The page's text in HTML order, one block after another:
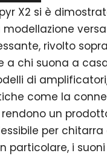
X2 si è
rivolto
a chi suona a
di
come la
un
per
particolare, i